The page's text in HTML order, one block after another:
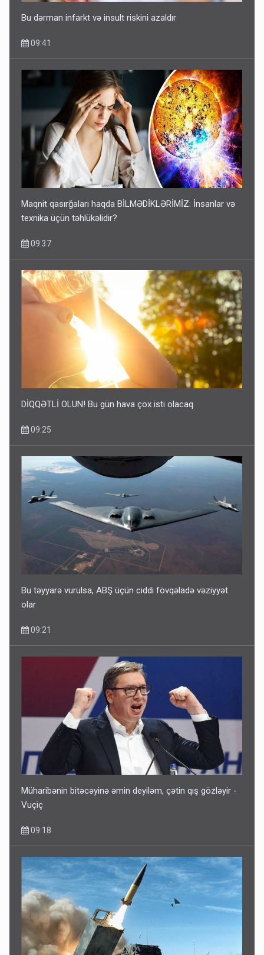
Bu dərman infarkt və insult riskini azaldır
09:41
Maqnit qasırğaları haqda BİLMƏDİKLƏRİMİZ: İnsanlar və
texnika üçün təhlükəlidir?
09:37
DİQQƏTLİ OLUN! Bu gün hava çox isti olacaq
09:25
Bu təyyarə vurulsa, ABŞ üçün ciddi fövqəladə vəziyyət
olar
09:21
Müharibənin bitəcəyinə əmin deyiləm, çətin qış gözləyir -
Vuçiç
09:18